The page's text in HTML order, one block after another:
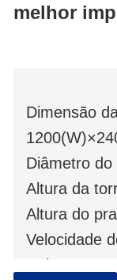
Invólucro de palete
melhor
Dimensão
Diâmetro
Altura da
Altura do
Velocidade
Rolamento: